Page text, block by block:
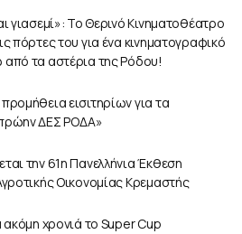
γιασεμί»: Το Θερινό Κινηματοθέατρο
πόρτες του για ένα κινηματογραφικό
τα αστέρια της Ρόδου!
εισιτηρίων για τα
ΔΕΣ ΡΟΔΑ»
την 61η Πανελλήνια Έκθεση
Οικονομίας Κρεμαστής
ακόμη χρονιά το Super Cup